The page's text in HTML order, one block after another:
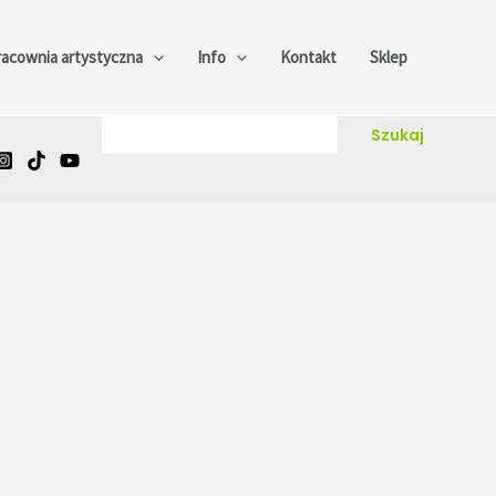
artystyczna Info Kontakt Sklep
Szukaj